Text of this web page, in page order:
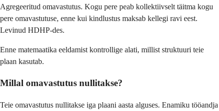
Agregeeritud omavastutus. Kogu pere peab kollektiivselt täitma kogu
pere omavastutuse, enne kui kindlustus maksab kellegi ravi eest.
Levinud HDHP-des.
Enne matemaatika eeldamist kontrollige alati, millist struktuuri teie
plaan kasutab.
Millal omavastutus nullitakse?
Teie omavastutus nullitakse iga plaani aasta alguses. Enamiku tööandja